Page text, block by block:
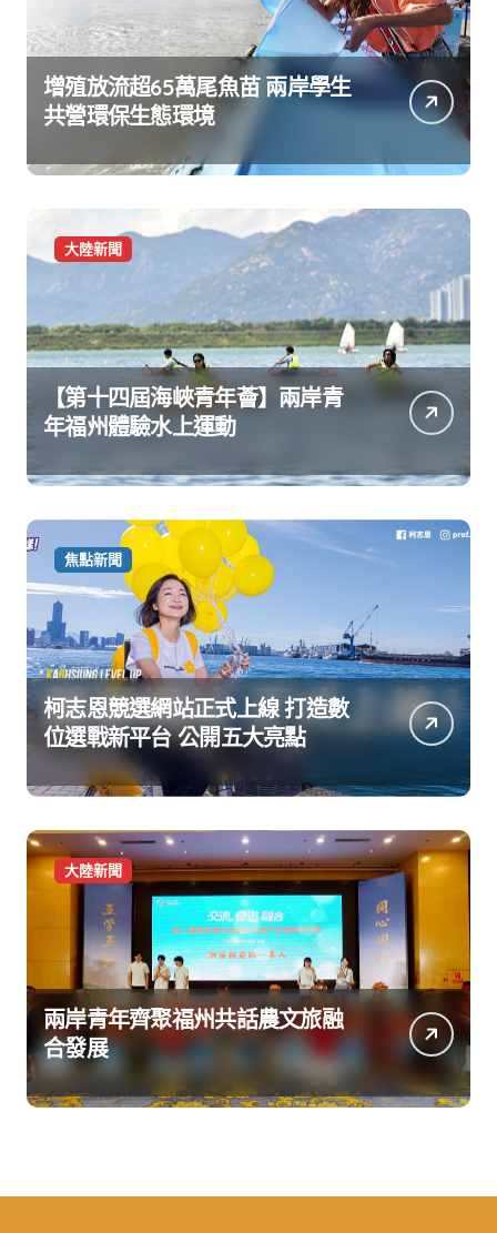
增殖放流超65萬尾魚苗 兩岸學生
共營環保生態環境
大陸新聞
【第十四屆海峽青年薈】兩岸青
年福州體驗水上運動
焦點新聞
柯志恩競選網站正式上線 打造數
位選戰新平台 公開五大亮點
大陸新聞
兩岸青年齊聚福州共話農文旅融
合發展